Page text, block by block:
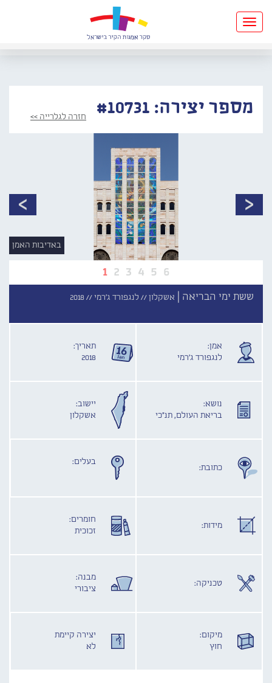
Toggle
navigation
מספר יצירה: #10731 חזרה לגלרייה >>
1 2 3 4 5 6
באדיבות האמן
ששת ימי הבריאה | אשקלון // לנגפורד ג'רמי // 2018
אמן:
לנגפורד ג'רמי
תאריך:
2018
נושא:
בריאת העולם, תנ"כי
יישוב:
אשקלון
כתובת:
בעלים:
מידות:
חומרים:
זכוכית
טכניקה:
מבנה:
ציבורי
מיקום:
חוץ
יצירה קיימת
לא